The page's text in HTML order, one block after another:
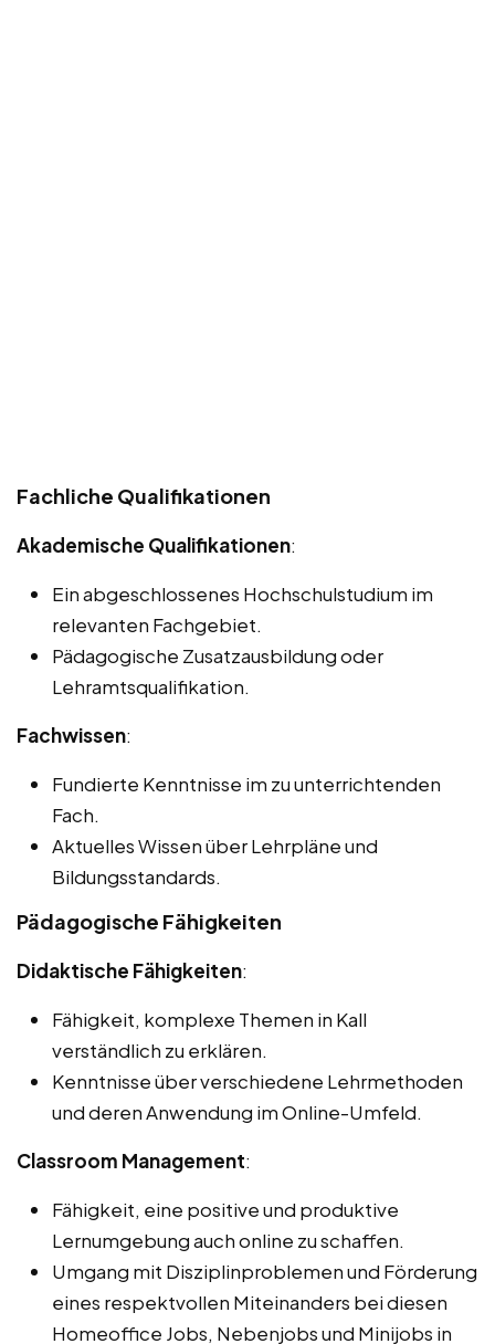
Fachliche Qualifikationen
Akademische Qualifikationen:
Ein abgeschlossenes Hochschulstudium im
relevanten Fachgebiet.
Pädagogische Zusatzausbildung oder
Lehramtsqualifikation.
Fachwissen:
Fundierte Kenntnisse im zu unterrichtenden
Fach.
Aktuelles Wissen über Lehrpläne und
Bildungsstandards.
Pädagogische Fähigkeiten
Didaktische Fähigkeiten:
Fähigkeit, komplexe Themen in Kall
verständlich zu erklären.
Kenntnisse über verschiedene Lehrmethoden
und deren Anwendung im Online-Umfeld.
Classroom Management:
Fähigkeit, eine positive und produktive
Lernumgebung auch online zu schaffen.
Umgang mit Disziplinproblemen und Förderung
eines respektvollen Miteinanders bei diesen
Homeoffice Jobs, Nebenjobs und Minijobs in